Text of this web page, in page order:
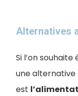
Alternatives
Si l’on
une alternative
est